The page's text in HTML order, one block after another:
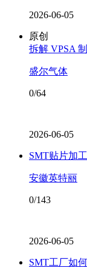
2026-06-05
原创
拆解 VPSA
盛尔气体
0/64
2026-06-05
SMT贴片加
安徽英特丽
0/143
2026-06-05
SMT工厂如